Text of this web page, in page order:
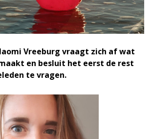
Vreeburg vraagt zich af wat
en besluit het eerst de rest
te vragen.